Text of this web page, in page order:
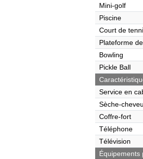
Mini-golf
Piscine
Court de
Plateforme
Bowling
Pickle Ball
Service en
Sèche-
Coffre-fort
Téléphone
Télévision
Équipements